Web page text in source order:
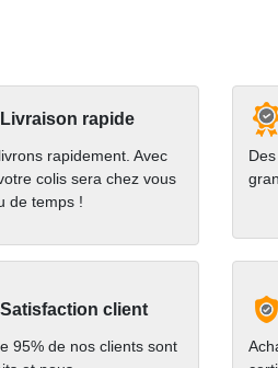
Livraison rapide
rapidement. Avec
colis sera chez vous
de temps !
Satisfaction client
95% de nos clients sont